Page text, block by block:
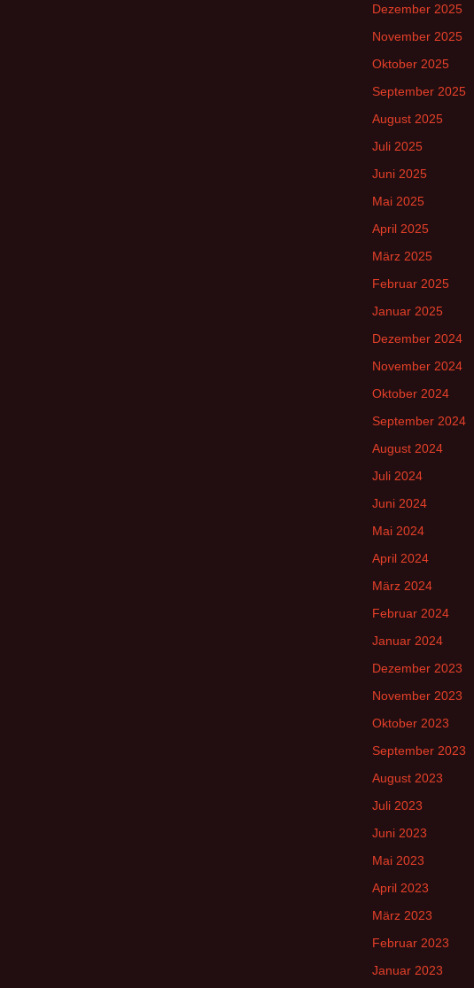
Dezember 2025
November 2025
Oktober 2025
September 2025
August 2025
Juli 2025
Juni 2025
Mai 2025
April 2025
März 2025
Februar 2025
Januar 2025
Dezember 2024
November 2024
Oktober 2024
September 2024
August 2024
Juli 2024
Juni 2024
Mai 2024
April 2024
März 2024
Februar 2024
Januar 2024
Dezember 2023
November 2023
Oktober 2023
September 2023
August 2023
Juli 2023
Juni 2023
Mai 2023
April 2023
März 2023
Februar 2023
Januar 2023